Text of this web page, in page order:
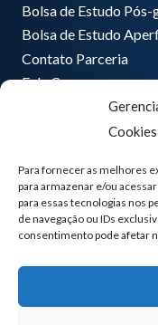
Cookies
Para fornecer as melhores
para armazenar e/ou
para essas tecnologias nos
de navegação ou IDs
consentimento pode afetar
Bolsa de Estudo Pós-
Bolsa de Estudo
Contato Parceria
Fale Conosco